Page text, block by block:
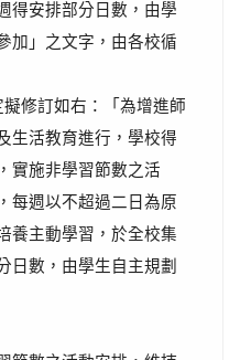
得安排部分日數，由學
加」之文字，由各校循
修訂如右：「為增進師
生活教育進行，學校得
實施非學習節數之活
每週以不超過二日為原
養主動學習，於全校集
日數，由學生自主規劃